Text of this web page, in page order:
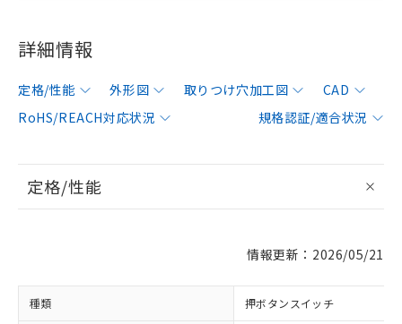
詳細情報
定格/性能 外形図 取りつけ穴加工図
CAD
RoHS/REACH対応状況
規格認証/適合状況
定格/性能
情報更新：2026/05/21
種類 押ボタンスイッチ